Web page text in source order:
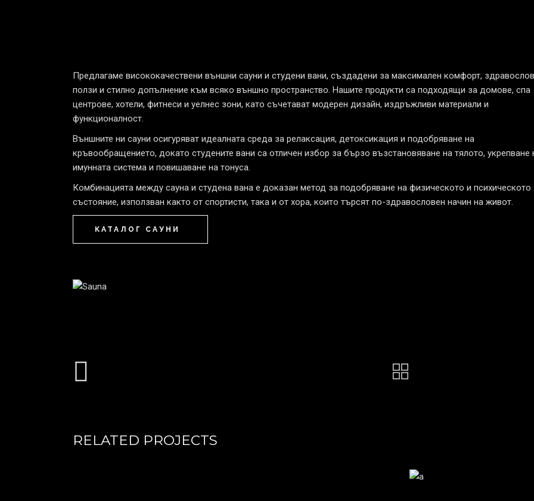
Предлагаме висококачествени външни сауни и студени вани, създадени за максимален комфорт,
ползи и стилно допълнение към всяко външно пространство. Нашите продукти са подходящи за домове, спа
центрове, хотели, фитнеси и уелнес зони, като съчетават модерен дизайн, издръжливи материали и
функционалност.
Външните ни сауни осигуряват идеалната среда за релаксация, детоксикация и подобряване на
кръвообращението, докато студените вани са отличен избор за бързо възстановяване на тялото, укрепване
имунната система и повишаване на тонуса.
Комбинацията между сауна и студена вана е доказан метод за подобряване на физическото и психическото
състояние, използван както от спортисти, така и от хора, които търсят по-здравословен начин на живот.
КАТАЛОГ САУНИ
RELATED PROJECTS